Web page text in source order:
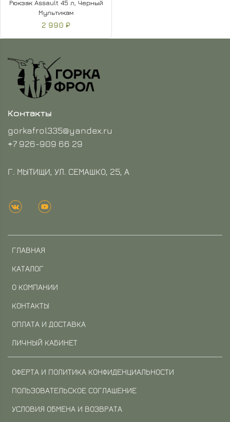
Рюкзак Assault 45 л, Черный
Мультикам
2 990 ₽
ГЛАВНАЯ
КАТАЛОГ
О КОМПАНИИ
КОНТАКТЫ
ОПЛАТА И ДОСТАВКА
ЛИЧНЫЙ КАБИНЕТ
ОФЕРТА И ПОЛИТИКА КОНФИДЕНЦИАЛЬНОСТИ
ПОЛЬЗОВАТЕЛЬСКОЕ СОГЛАШЕНИЕ
УСЛОВИЯ ОБМЕНА И ВОЗВРАТА
Контакты
gorkafrol335@yandex.ru
+7 926-909 66 29
Г. МЫТИЩИ, УЛ. СЕМАШКО, 25, А